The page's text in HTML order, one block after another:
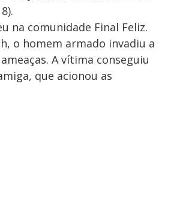
na comunidade Final Feliz.
o homem armado invadiu a
A vítima conseguiu
que acionou as